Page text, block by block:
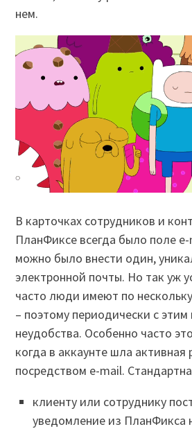
нем.
В карточках сотрудников и
ПланФиксе всегда было поле
можно было внести один,
электронной почты. Но так уж
часто люди имеют по
– поэтому периодически с
неудобства. Особенно часто
когда в аккаунте шла активная
посредством e-mail.
клиенту или сотруднику
уведомление из ПланФикса